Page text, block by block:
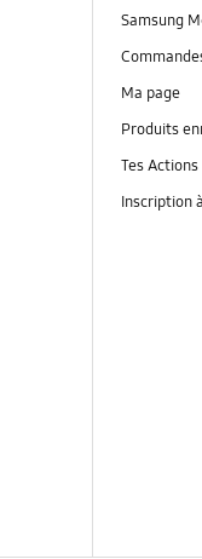
Samsung
Ma page
Produits
Tes Actions
Inscription